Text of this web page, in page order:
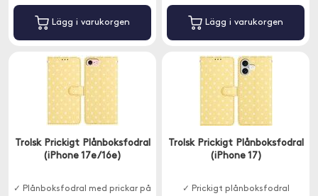
Lägg i varukorgen Lägg i varukorgen
Trolsk Prickigt Plånboksfodral
(iPhone 17e/16e)
✓ Plånboksfodral med prickar på
Trolsk Prickigt Plånboksfodral
(iPhone 17)
✓ Prickigt plånboksfodral